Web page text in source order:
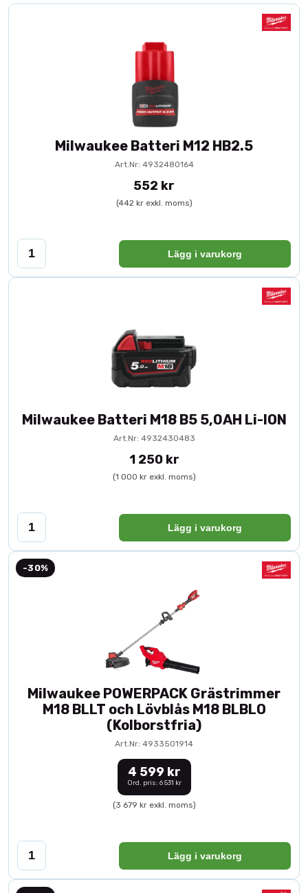
Milwaukee Batteri M12 HB2.5
Art.Nr: 4932480164
552 kr
(442 kr exkl. moms)
Lägg i varukorg
Milwaukee Batteri M18 B5 5,0AH Li-ION
Art.Nr: 4932430483
1 250 kr
(1 000 kr exkl. moms)
Lägg i varukorg
-30%
Milwaukee POWERPACK Grästrimmer
M18 BLLT och Lövblås M18 BLBLO
(Kolborstfria)
Art.Nr: 4933501914
4 599 kr
Ord. pris: 6 531 kr
(3 679 kr exkl. moms)
Lägg i varukorg